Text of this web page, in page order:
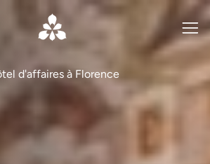
d'affaires à Florence